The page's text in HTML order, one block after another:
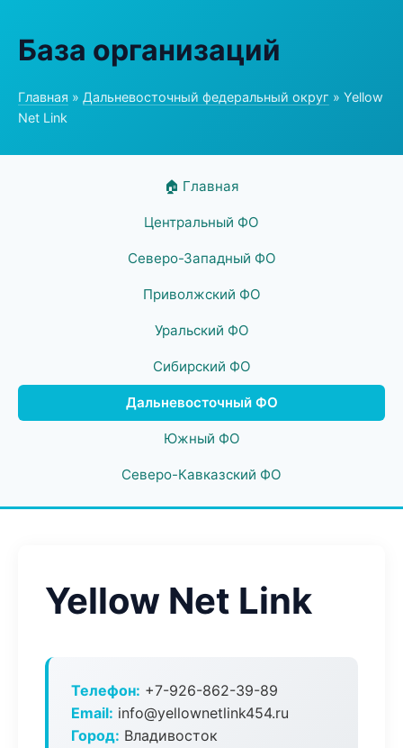
База организаций
Главная » Дальневосточный федеральный округ » Yellow
Net Link
🏠 Главная
Центральный ФО
Северо-Западный ФО
Приволжский ФО
Уральский ФО
Сибирский ФО
Дальневосточный ФО
Южный ФО
Северо-Кавказский ФО
Yellow Net Link
Телефон: +7-926-862-39-89
Email: info@yellownetlink454.ru
Город: Владивосток